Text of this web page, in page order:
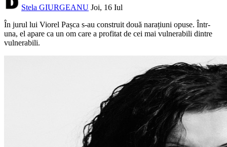
Stela GIURGEANU Joi, 16 Iul
În jurul lui Viorel Pașca s-au construit două narațiuni opuse. Într-
una, el apare ca un om care a profitat de cei mai vulnerabili dintre
vulnerabili.